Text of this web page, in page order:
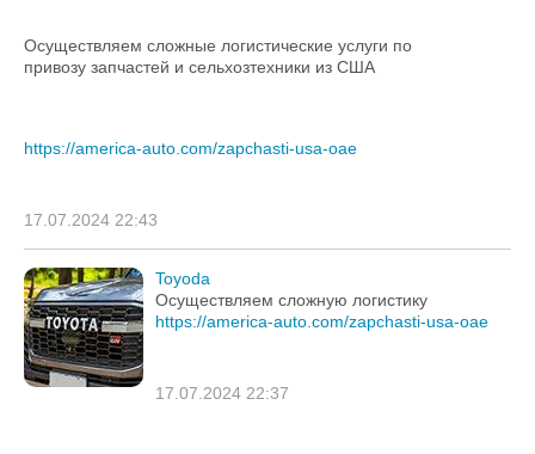
Осуществляем сложные логистические услуги по
привозу запчастей и сельхозтехники из США
https://america-auto.com/zapchasti-usa-oae
17.07.2024 22:43
Toyoda
Осуществляем сложную логистику
https://america-auto.com/zapchasti-usa-oae
17.07.2024 22:37